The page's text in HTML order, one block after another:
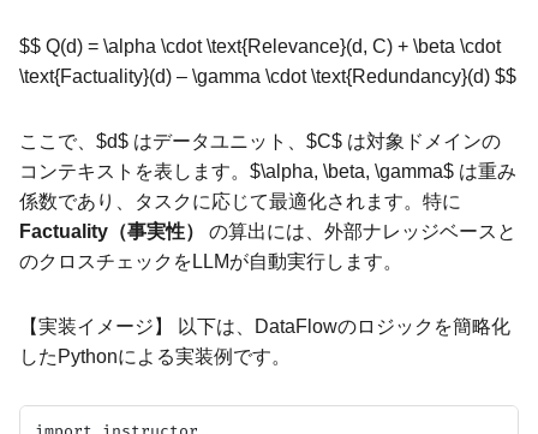
$$ Q(d) = \alpha \cdot \text{Relevance}(d, C) + \beta \cdot
\text{Factuality}(d) – \gamma \cdot \text{Redundancy}(d) $$
ここで、$d$ はデータユニット、$C$ は対象ドメインの
コンテキストを表します。$\alpha, \beta, \gamma$ は重み
係数であり、タスクに応じて最適化されます。特に
Factuality（事実性）
の算出には、外部ナレッジベースと
のクロスチェックをLLMが自動実行します。
【実装イメージ】 以下は、DataFlowのロジックを簡略化
したPythonによる実装例です。